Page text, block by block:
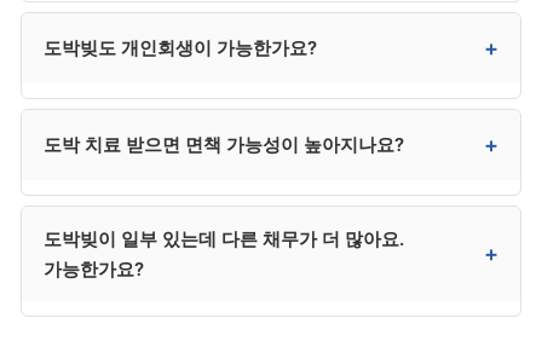
범위 등이 가격에 영향을 줍니다. 같은 사건이라도
권장됩니다.
도박빚도 개인회생이 가능한가요? +
경우 면책이 거부될 수 있습니다. 도박 치료 의지 입증,
도박 치료 받으면 면책 가능성이 높아지나요? +
본인의 변화 의지를 입증하면 면책 가능성이 크게
높아집니다. 치료 참여 증빙은 신청 시 첨부합니다.
도박빚이 일부 있는데 다른 채무가 더 많아요.
가능한가요?
+